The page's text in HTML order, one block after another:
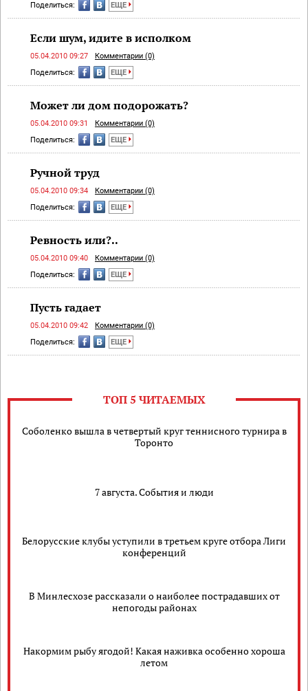
Поделиться:
ЕЩЕ
Если шум, идите в исполком
05.04.2010 09:27
Комментарии (0)
Поделиться:
ЕЩЕ
Может ли дом подорожать?
05.04.2010 09:31
Комментарии (0)
Поделиться:
ЕЩЕ
Ручной труд
05.04.2010 09:34
Комментарии (0)
Поделиться:
ЕЩЕ
Ревность или?..
05.04.2010 09:40
Комментарии (0)
Поделиться:
ЕЩЕ
Пусть гадает
05.04.2010 09:42
Комментарии (0)
Поделиться:
ЕЩЕ
ТОП 5 ЧИТАЕМЫХ
Соболенко вышла в четвертый круг теннисного турнира в
Торонто
7 августа. События и люди
Белорусские клубы уступили в третьем круге отбора Лиги
конференций
В Минлесхозе рассказали о наиболее пострадавших от
непогоды районах
Накормим рыбу ягодой! Какая наживка особенно хороша
летом